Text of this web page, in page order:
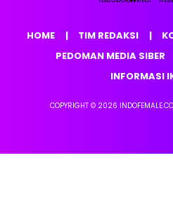
HOME TIM REDAKSI
PEDOMAN MEDIA SIBER
INFORMASI
COPYRIGHT © 2026